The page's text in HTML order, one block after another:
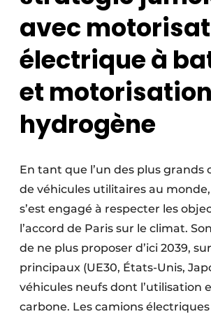
avec
électrique à
et
hydrogène
En tant que l’un des plus grands
de véhicules utilitaires au
s’est engagé à respecter les
l’accord de Paris sur le climat.
de ne plus proposer d’ici 2039,
principaux (UE30, États-Unis,
véhicules neufs dont l’utilisation
carbone. Les camions